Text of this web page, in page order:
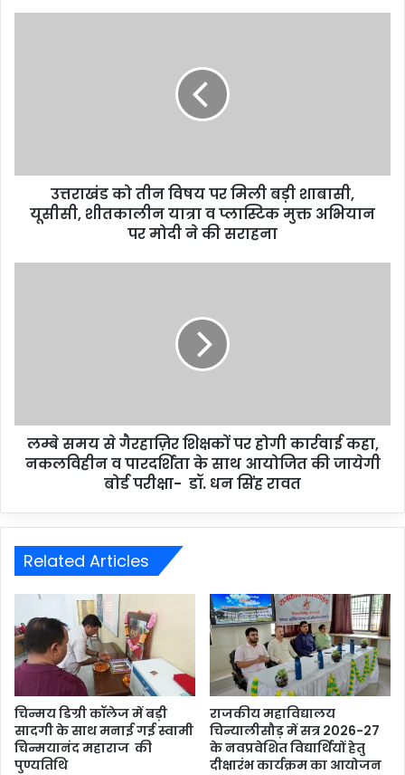
उत्तराखंड को तीन विषय पर मिली बड़ी शाबासी,
यूसीसी, शीतकालीन यात्रा व प्लास्टिक मुक्त अभियान
पर मोदी ने की सराहना
लम्बे समय से गैरहाज़िर शिक्षकों पर होगी कार्रवाई कहा,
नकलविहीन व पारदर्शिता के साथ आयोजित की जायेगी
बोर्ड परीक्षा- डॉ. धन सिंह रावत
Related Articles
चिन्मय डिग्री कॉलेज में बड़ी
सादगी के साथ मनाई गई स्वामी
चिन्मयानंद महाराज की
पुण्यतिथि
राजकीय महाविद्यालय
चिन्यालीसौड़ में सत्र 2026-27
के नवप्रवेशित विद्यार्थियों हेतु
दीक्षारंभ कार्यक्रम का आयोजन